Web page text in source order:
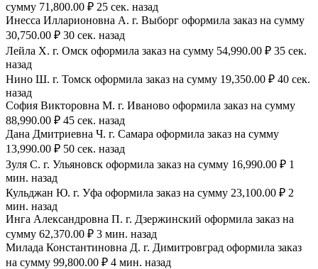
сумму 71,800.00 ₽ 25 сек. назад
Инесса Илларионовна А. г. Выборг оформила заказ на сумму
30,750.00 ₽ 30 сек. назад
Лейла Х. г. Омск оформила заказ на сумму 54,990.00 ₽ 35 сек.
назад
Нино Ш. г. Томск оформила заказ на сумму 19,350.00 ₽ 40 сек.
назад
София Викторовна М. г. Иваново оформила заказ на сумму
88,990.00 ₽ 45 сек. назад
Дана Дмитриевна Ч. г. Самара оформила заказ на сумму
13,990.00 ₽ 50 сек. назад
Зуля С. г. Ульяновск оформила заказ на сумму 16,990.00 ₽ 1
мин. назад
Кульджан Ю. г. Уфа оформила заказ на сумму 23,100.00 ₽ 2
мин. назад
Инга Александровна П. г. Дзержинский оформила заказ на
сумму 62,370.00 ₽ 3 мин. назад
Милада Константиновна Д. г. Димитровград оформила заказ
на сумму 99,800.00 ₽ 4 мин. назад